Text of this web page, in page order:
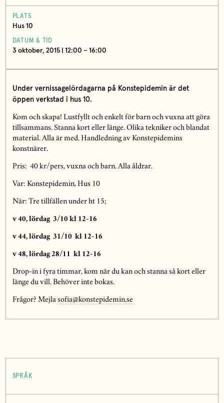
PLATS
Hus 10
DATUM & TID
3 oktober, 2015 | 12:00 – 16:00
Under vernissagelördagarna på Konstepidemin är det
öppen verkstad i hus 10.
Kom och skapa! Lustfyllt och enkelt för barn och vuxna att göra
tillsammans. Stanna kort eller länge. Olika tekniker och blandat
material. Alla är med. Handledning av Konstepidemins
konstnärer.
Pris: 40 kr/pers, vuxna och barn. Alla åldrar.
Var: Konstepidemin, Hus 10
När: Tre tillfällen under ht 15;
v 40, lördag 3/10 kl 12-16
v 44, lördag 31/10 kl 12-16
v 48, lördag 28/11 kl 12-16
Drop-in i fyra timmar, kom när du kan och stanna så kort eller
länge du vill. Behöver inte bokas.
Frågor? Mejla sofia@konstepidemin.se
SPRÅK